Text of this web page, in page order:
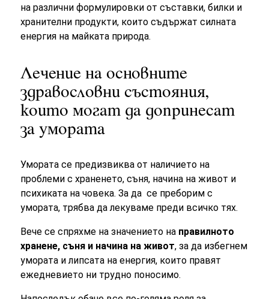
на различни формулировки от съставки, билки и
хранителни продукти, които съдържат силната
енергия на майката природа.
Лечение на основните
здравословни състояния,
които могат да допринесат
за умората
Умората се предизвиква от наличието на
проблеми с храненето, съня, начина на живот и
психиката на човека. За да се преборим с
умората, трябва да лекуваме преди всичко тях.
Вече се спряхме на значението на правилното
хранене, съня и начина на живот, за да избегнем
умората и липсата на енергия, които правят
ежедневието ни трудно поносимо.